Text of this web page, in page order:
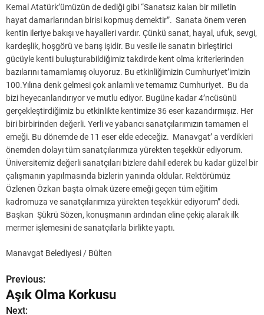
Kemal Atatürk’ümüzün de dediği gibi “Sanatsız kalan bir milletin
hayat damarlarından birisi kopmuş demektir”. Sanata önem veren
kentin ileriye bakışı ve hayalleri vardır. Çünkü sanat, hayal, ufuk, sevgi,
kardeşlik, hoşgörü ve barış işidir. Bu vesile ile sanatın birleştirici
gücüyle kenti buluşturabildiğimiz takdirde kent olma kriterlerinden
bazılarını tamamlamış oluyoruz. Bu etkinliğimizin Cumhuriyet’imizin
100.Yılına denk gelmesi çok anlamlı ve temamız Cumhuriyet. Bu da
bizi heyecanlandırıyor ve mutlu ediyor. Bugüne kadar 4’ncüsünü
gerçekleştirdiğimiz bu etkinlikte kentimize 36 eser kazandırmışız. Her
biri birbirinden değerli. Yerli ve yabancı sanatçılarımızın tamamen el
emeği. Bu dönemde de 11 eser elde edeceğiz. Manavgat’ a verdikleri
önemden dolayı tüm sanatçılarımıza yürekten teşekkür ediyorum.
Üniversitemiz değerli sanatçıları bizlere dahil ederek bu kadar güzel bir
çalışmanın yapılmasında bizlerin yanında oldular. Rektörümüz
Özlenen Özkan başta olmak üzere emeği geçen tüm eğitim
kadromuza ve sanatçılarımıza yürekten teşekkür ediyorum” dedi.
Başkan Şükrü Sözen, konuşmanın ardından eline çekiç alarak ilk
mermer işlemesini de sanatçılarla birlikte yaptı.
Manavgat Belediyesi / Bülten
Y
a
Previous:
Aşık Olma Korkusu
Next: